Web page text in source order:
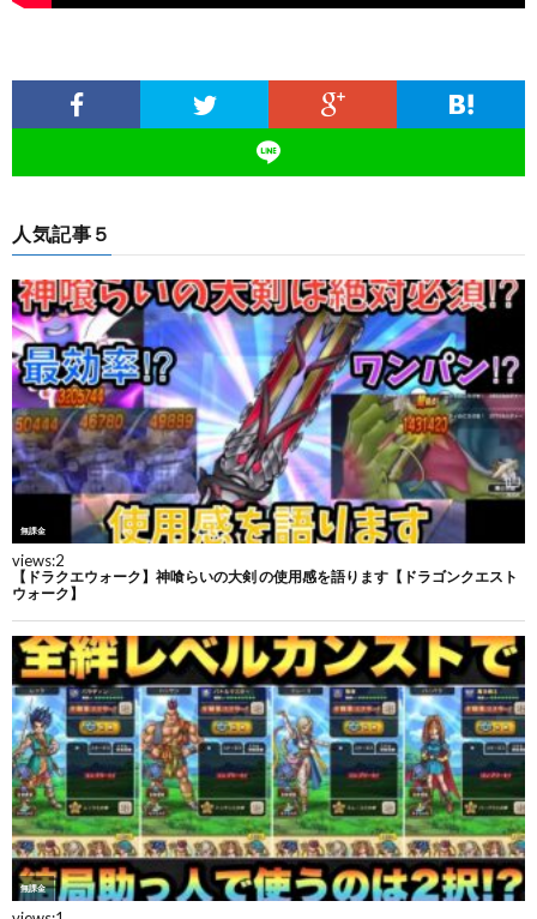
人気記事５